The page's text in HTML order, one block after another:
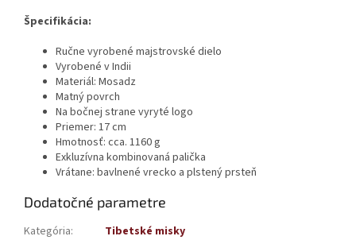
Špecifikácia:
Ručne vyrobené majstrovské dielo
Vyrobené v Indii
Materiál: Mosadz
Matný povrch
Na bočnej strane vyryté logo
Priemer: 17 cm
Hmotnosť: cca. 1160 g
Exkluzívna kombinovaná palička
Vrátane: bavlnené vrecko a plstený prsteň
Dodatočné parametre
Kategória:
Tibetské misky